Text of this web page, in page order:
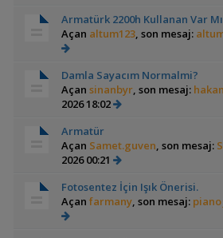
Armatürk 2200h Kullanan Var
Açan altum123, son mesaj:
Damla Sayacım Normalmi?
Açan sinanbyr, son mesaj:
2026 18:02
Armatür
Açan Samet.guven, son mesaj:
2026 00:21
Fotosentez İçin Işık Önerisi.
Açan farmany, son mesaj: